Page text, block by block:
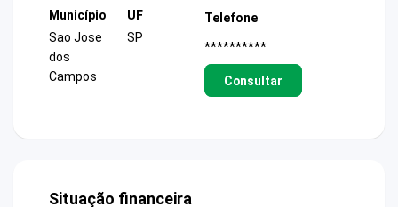
Município
Sao Jose
dos
Campos
UF
SP
Telefone
**********
Consultar
Situação financeira